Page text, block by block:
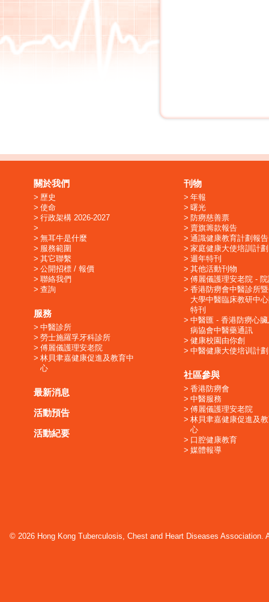
關於我們
歷史
使命
行政架構 2026-2027
無耳牛是什麼
服務範圍
其它聯繫
公開招標 / 報價
聯絡我們
查詢
服務
中醫診所
勞士施羅孚牙科診所
傅麗儀護理安老院
林貝聿嘉健康促進及教育中
心
最新消息
活動預告
活動紀要
刊物
年報
曙光
防癆慈善票
賣旗籌款報告
通識健康教育計劃報告
家庭健康大使培訓計劃
週年特刊
其他活動刊物
傅麗儀護理安老院 -
香港防癆會中醫診所
大學中醫臨床教研中
特刊
中醫匯 - 香港防癆心
病協會中醫藥通訊
健康校園由你創
中醫健康大使培训計劃
社區參與
香港防癆會
中醫服務
傅麗儀護理安老院
林貝聿嘉健康促進及
心
口腔健康教育
媒體報導
© 2026 Hong Kong Tuberculosis, Chest and Heart Diseases Association.